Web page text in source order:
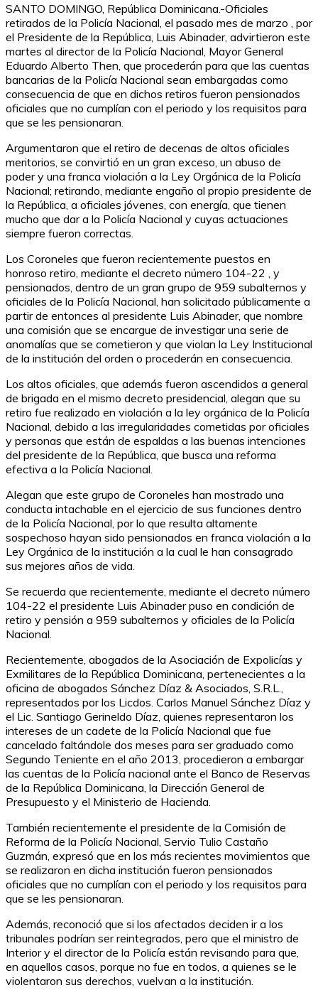
SANTO DOMINGO, República Dominicana.-Oficiales
retirados de la Policía Nacional, el pasado mes de marzo , por
el Presidente de la República, Luis Abinader, advirtieron este
martes al director de la Policía Nacional, Mayor General
Eduardo Alberto Then, que procederán para que las cuentas
bancarias de la Policía Nacional sean embargadas como
consecuencia de que en dichos retiros fueron pensionados
oficiales que no cumplían con el periodo y los requisitos para
que se les pensionaran.
Argumentaron que el retiro de decenas de altos oficiales
meritorios, se convirtió en un gran exceso, un abuso de
poder y una franca violación a la Ley Orgánica de la Policía
Nacional; retirando, mediante engaño al propio presidente de
la República, a oficiales jóvenes, con energía, que tienen
mucho que dar a la Policía Nacional y cuyas actuaciones
siempre fueron correctas.
Los Coroneles que fueron recientemente puestos en
honroso retiro, mediante el decreto número 104-22 , y
pensionados, dentro de un gran grupo de 959 subalternos y
oficiales de la Policía Nacional, han solicitado públicamente a
partir de entonces al presidente Luis Abinader, que nombre
una comisión que se encargue de investigar una serie de
anomalías que se cometieron y que violan la Ley Institucional
de la institución del orden o procederán en consecuencia.
Los altos oficiales, que además fueron ascendidos a general
de brigada en el mismo decreto presidencial, alegan que su
retiro fue realizado en violación a la ley orgánica de la Policía
Nacional, debido a las irregularidades cometidas por oficiales
y personas que están de espaldas a las buenas intenciones
del presidente de la República, que busca una reforma
efectiva a la Policía Nacional.
Alegan que este grupo de Coroneles han mostrado una
conducta intachable en el ejercicio de sus funciones dentro
de la Policía Nacional, por lo que resulta altamente
sospechoso hayan sido pensionados en franca violación a la
Ley Orgánica de la institución a la cual le han consagrado
sus mejores años de vida.
Se recuerda que recientemente, mediante el decreto número
104-22 el presidente Luis Abinader puso en condición de
retiro y pensión a 959 subalternos y oficiales de la Policía
Nacional.
Recientemente, abogados de la Asociación de Expolicías y
Exmilitares de la República Dominicana, pertenecientes a la
oficina de abogados Sánchez Díaz & Asociados, S.R.L.,
representados por los Licdos. Carlos Manuel Sánchez Díaz y
el Lic. Santiago Gerineldo Díaz, quienes representaron los
intereses de un cadete de la Policía Nacional que fue
cancelado faltándole dos meses para ser graduado como
Segundo Teniente en el año 2013, procedieron a embargar
las cuentas de la Policía nacional ante el Banco de Reservas
de la República Dominicana, la Dirección General de
Presupuesto y el Ministerio de Hacienda.
También recientemente el presidente de la Comisión de
Reforma de la Policía Nacional, Servio Tulio Castaño
Guzmán, expresó que en los más recientes movimientos que
se realizaron en dicha institución fueron pensionados
oficiales que no cumplían con el periodo y los requisitos para
que se les pensionaran.
Además, reconoció que si los afectados deciden ir a los
tribunales podrían ser reintegrados, pero que el ministro de
Interior y el director de la Policía están revisando para que,
en aquellos casos, porque no fue en todos, a quienes se le
violentaron sus derechos, vuelvan a la institución.